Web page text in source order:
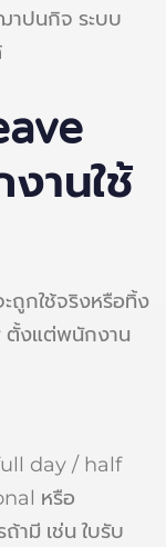
าปนกิจ ระบบ
านใช้
ถูกใช้จริงหรือทิ้ง
ตั้งแต่พนักงาน
day / half
หรือ
ามี เช่น ใบรับ